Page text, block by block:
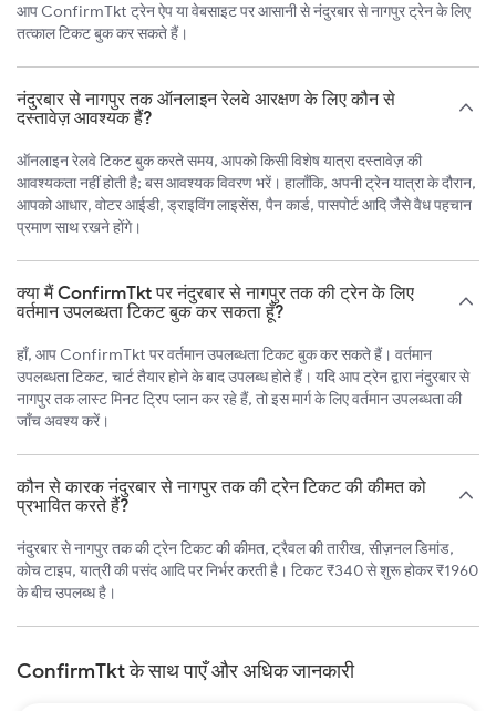
आप ConfirmTkt ट्रेन ऐप या वेबसाइट पर आसानी से नंदुरबार से नागपुर ट्रेन के लिए
तत्काल टिकट बुक कर सकते हैं।
नंदुरबार से नागपुर तक ऑनलाइन रेलवे आरक्षण के लिए कौन से
दस्तावेज़ आवश्यक हैं?
ऑनलाइन रेलवे टिकट बुक करते समय, आपको किसी विशेष यात्रा दस्तावेज़ की
आवश्यकता नहीं होती है; बस आवश्यक विवरण भरें। हालाँकि, अपनी ट्रेन यात्रा के दौरान,
आपको आधार, वोटर आईडी, ड्राइविंग लाइसेंस, पैन कार्ड, पासपोर्ट आदि जैसे वैध पहचान
प्रमाण साथ रखने होंगे।
क्या मैं ConfirmTkt पर नंदुरबार से नागपुर तक की ट्रेन के लिए
वर्तमान उपलब्धता टिकट बुक कर सकता हूँ?
हाँ, आप ConfirmTkt पर वर्तमान उपलब्धता टिकट बुक कर सकते हैं। वर्तमान
उपलब्धता टिकट, चार्ट तैयार होने के बाद उपलब्ध होते हैं। यदि आप ट्रेन द्वारा नंदुरबार से
नागपुर तक लास्ट मिनट ट्रिप प्लान कर रहे हैं, तो इस मार्ग के लिए वर्तमान उपलब्धता की
जाँच अवश्य करें।
कौन से कारक नंदुरबार से नागपुर तक की ट्रेन टिकट की कीमत को
प्रभावित करते हैं?
नंदुरबार से नागपुर तक की ट्रेन टिकट की कीमत, ट्रैवल की तारीख, सीज़नल डिमांड,
कोच टाइप, यात्री की पसंद आदि पर निर्भर करती है। टिकट ₹340 से शुरू होकर ₹1960
के बीच उपलब्ध है।
ConfirmTkt के साथ पाएँ और अधिक जानकारी